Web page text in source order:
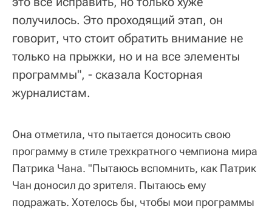
получилось. Это проходящий этап, он
говорит, что стоит обратить внимание не
только на прыжки, но и на все элементы
программы", - сказала Косторная
журналистам.
Она отметила, что пытается доносить свою
программу в стиле трехкратного чемпиона мира
Патрика Чана. "Пытаюсь вспомнить, как Патрик
Чан доносил до зрителя. Пытаюсь ему
подражать. Хотелось бы, чтобы мои программы